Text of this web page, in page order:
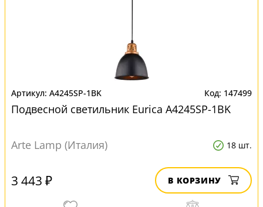
A4245SP-1BK 147499
Подвесной светильник Eurica A4245SP-1BK
Arte Lamp (Италия) 18 шт.
3 443 ₽ В КОРЗИНУ